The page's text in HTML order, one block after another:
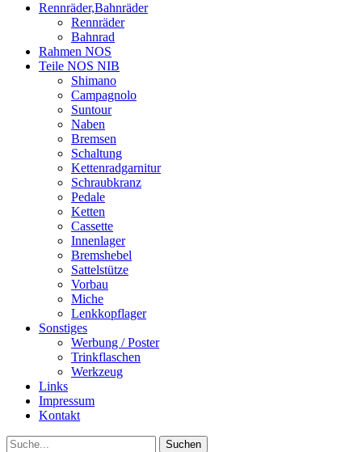
Rennräder,Bahnräder
Rennräder
Bahnrad
Rahmen NOS
Teile NOS NIB
Shimano
Campagnolo
Suntour
Naben
Bremsen
Schaltung
Kettenradgarnitur
Schraubkranz
Pedale
Ketten
Cassette
Innenlager
Bremshebel
Sattelstütze
Vorbau
Miche
Lenkkopflager
Sonstiges
Werbung / Poster
Trinkflaschen
Werkzeug
Links
Impressum
Kontakt
Suche